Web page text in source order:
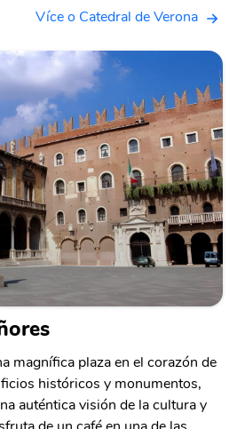
Více o Catedral de Verona
magnífica plaza en el corazón de
históricos y monumentos,
auténtica visión de la cultura y